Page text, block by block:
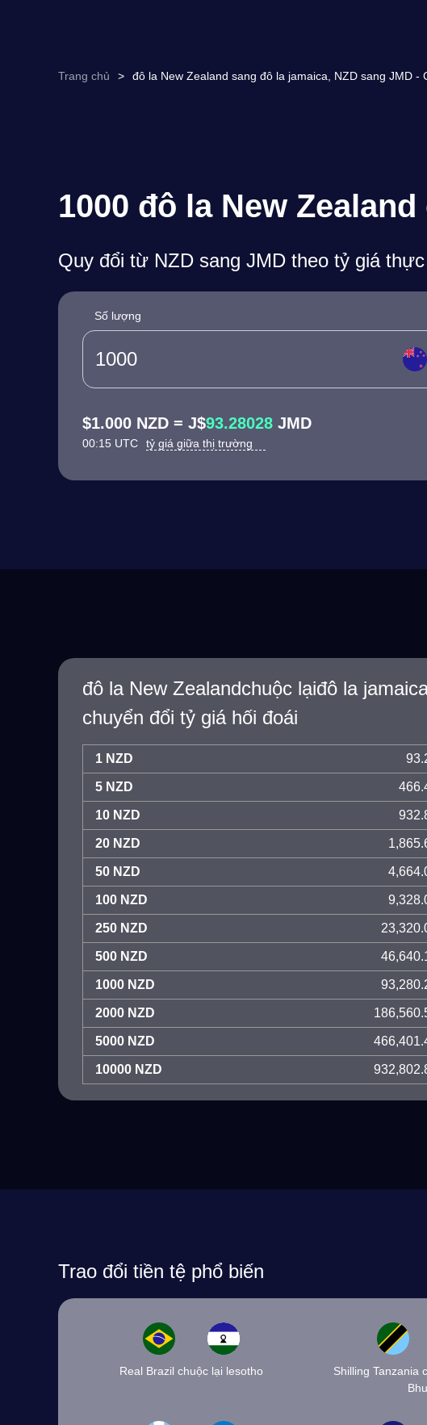
Trang chủ > đô la New Zealand sang đô la jamaica, NZD sang JMD -
1000 đô la New
Quy đổi từ NZD sang JMD theo tỷ giá
Số lượng
$1.000 NZD = J$93.28028 JMD
00:15 UTC tỷ giá giữa thị trường
đô la New Zealandchuộc lạiđô la
chuyển đổi tỷ giá hối đoái
1 NZD
5 NZD
10 NZD
20 NZD
50 NZD
100 NZD
250 NZD
500 NZD
1000 NZD
2000 NZD
5000 NZD
10000 NZD
Trao đổi tiền tệ phổ biến
Real Brazil chuộc lại lesotho
Shilling Tanzania